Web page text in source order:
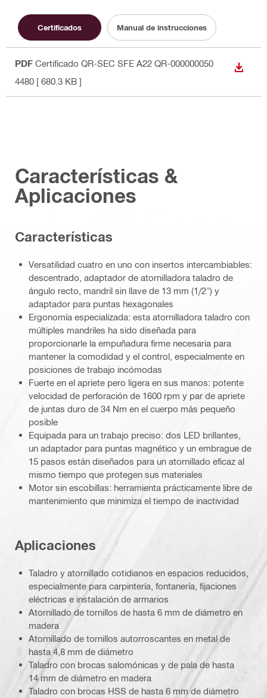
Certificados Manual de instrucciones
PDF Certificado QR-SEC SFE A22 QR-000000050
4480 [ 680.3 KB ]
Características &
Aplicaciones
Características
Versatilidad cuatro en uno con insertos intercambiables:
descentrado, adaptador de atornilladora taladro de
ángulo recto, mandril sin llave de 13 mm (1/2") y
adaptador para puntas hexagonales
Ergonomía especializada: esta atornilladora taladro con
múltiples mandriles ha sido diseñada para
proporcionarle la empuñadura firme necesaria para
mantener la comodidad y el control, especialmente en
posiciones de trabajo incómodas
Fuerte en el apriete pero ligera en sus manos: potente
velocidad de perforación de 1600 rpm y par de apriete
de juntas duro de 34 Nm en el cuerpo más pequeño
posible
Equipada para un trabajo preciso: dos LED brillantes,
un adaptador para puntas magnético y un embrague de
15 pasos están diseñados para un atornillado eficaz al
mismo tiempo que protegen sus materiales
Motor sin escobillas: herramienta prácticamente libre de
mantenimiento que minimiza el tiempo de inactividad
Aplicaciones
Taladro y atornillado cotidianos en espacios reducidos,
especialmente para carpintería, fontanería, fijaciones
eléctricas e instalación de armarios
Atornillado de tornillos de hasta 6 mm de diámetro en
madera
Atornillado de tornillos autorroscantes en metal de
hasta 4,8 mm de diámetro
Taladro con brocas salomónicas y de pala de hasta
14 mm de diámetro en madera
Taladro con brocas HSS de hasta 6 mm de diámetro